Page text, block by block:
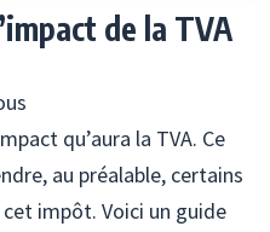
de la TVA
qu’aura la TVA. Ce
au préalable, certains
impôt. Voici un guide